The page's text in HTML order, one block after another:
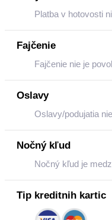
Platba v hotovosti
Fajčenie
Fajčenie nie je
Oslavy
Oslavy/podujatia
Nočný kľud
Nočný kľud je
Tip kreditnih kartic